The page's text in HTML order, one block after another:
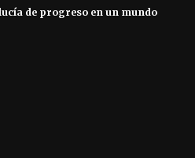
de progreso en un mundo